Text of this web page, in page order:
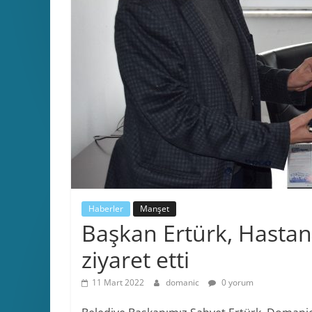
Haberler Manşet
Başkan Ertürk,
ziyaret etti
11 Mart 2022 domanic 0 yorum